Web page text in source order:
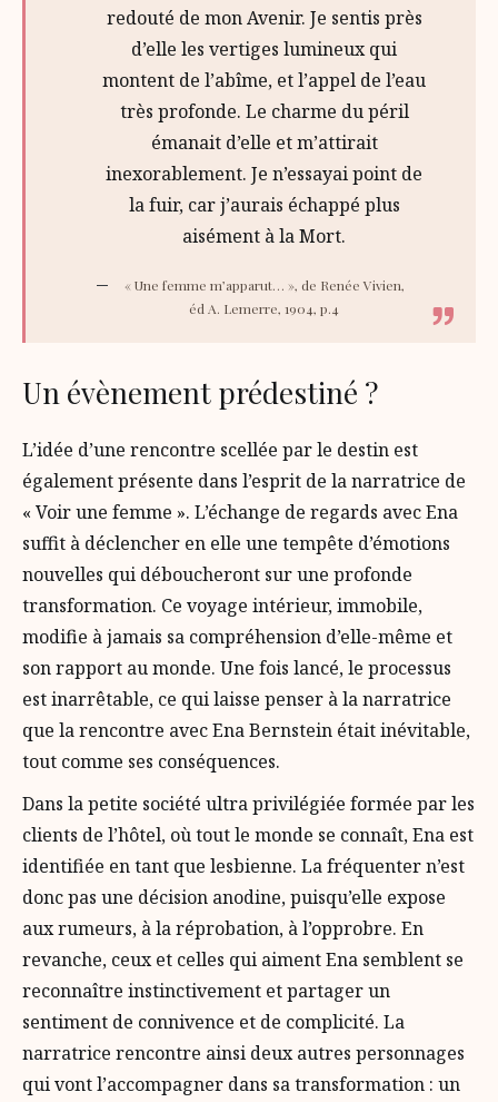
redouté de mon Avenir. Je sentis près
d’elle les vertiges lumineux qui
montent de l’abîme, et l’appel de l’eau
très profonde. Le charme du péril
émanait d’elle et m’attirait
inexorablement. Je n’essayai point de
la fuir, car j’aurais échappé plus
aisément à la Mort.
« Une femme m’apparut… », de Renée Vivien,
éd A. Lemerre, 1904, p.4
Un évènement prédestiné ?
L’idée d’une rencontre scellée par le destin est
également présente dans l’esprit de la narratrice de
« Voir une femme ». L’échange de regards avec Ena
suffit à déclencher en elle une tempête d’émotions
nouvelles qui déboucheront sur une profonde
transformation. Ce voyage intérieur, immobile,
modifie à jamais sa compréhension d’elle-même et
son rapport au monde. Une fois lancé, le processus
est inarrêtable, ce qui laisse penser à la narratrice
que la rencontre avec Ena Bernstein était inévitable,
tout comme ses conséquences.
Dans la petite société ultra privilégiée formée par les
clients de l’hôtel, où tout le monde se connaît, Ena est
identifiée en tant que lesbienne. La fréquenter n’est
donc pas une décision anodine, puisqu’elle expose
aux rumeurs, à la réprobation, à l’opprobre. En
revanche, ceux et celles qui aiment Ena semblent se
reconnaître instinctivement et partager un
sentiment de connivence et de complicité. La
narratrice rencontre ainsi deux autres personnages
qui vont l’accompagner dans sa transformation : un